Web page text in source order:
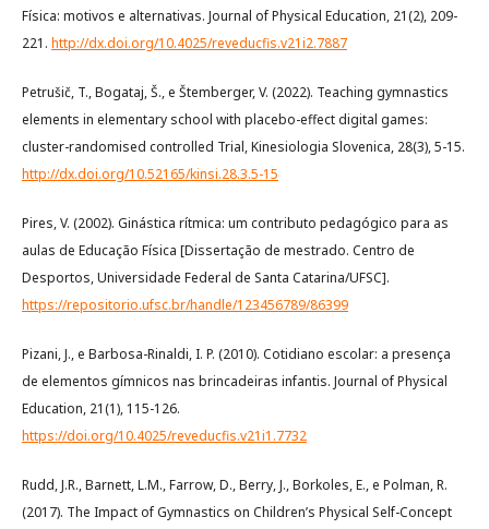
Física: motivos e alternativas. Journal of Physical Education, 21(2), 209-
221. http://dx.doi.org/10.4025/reveducfis.v21i2.7887
Petrušič, T., Bogataj, Š., e Štemberger, V. (2022). Teaching gymnastics
elements in elementary school with placebo-effect digital games:
cluster-randomised controlled Trial, Kinesiologia Slovenica, 28(3), 5-15.
http://dx.doi.org/10.52165/kinsi.28.3.5-15
Pires, V. (2002). Ginástica rítmica: um contributo pedagógico para as
aulas de Educação Física [Dissertação de mestrado. Centro de
Desportos, Universidade Federal de Santa Catarina/UFSC].
https://repositorio.ufsc.br/handle/123456789/86399
Pizani, J., e Barbosa-Rinaldi, I. P. (2010). Cotidiano escolar: a presença
de elementos gímnicos nas brincadeiras infantis. Journal of Physical
Education, 21(1), 115-126.
https://doi.org/10.4025/reveducfis.v21i1.7732
Rudd, J.R., Barnett, L.M., Farrow, D., Berry, J., Borkoles, E., e Polman, R.
(2017). The Impact of Gymnastics on Children’s Physical Self-Concept